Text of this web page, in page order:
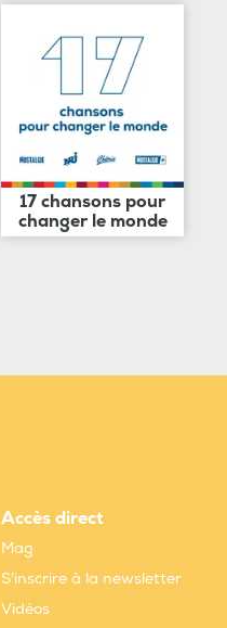
17 chansons pour
changer le monde
Accès direct
Mag
S'inscrire à la newsletter
Vidéos